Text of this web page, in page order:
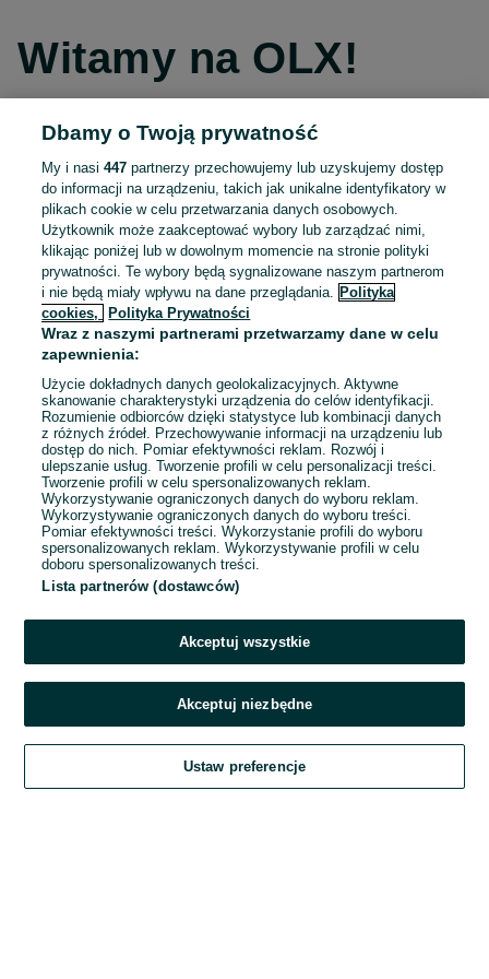
Witamy na OLX!
Kontynuuj przez Facebooka
Kontynuuj przez konto Apple
Kontynuuj przez konto Google
LUB
E-mail
Hasło
Zaloguj się
Kontynuując za pośrednictwem jednego z dostawców wskazanych powyżej,
OLX.pl w jego aktualnym brzmieniu.
Dbamy o Twoją prywatność
My i nasi447 partnerzy przechowujemy lub uzyskujemy dostęp
do informacji na urządzeniu, takich jak unikalne identyfikatory w
plikach cookie w celu przetwarzania danych osobowych.
Użytkownik może zaakceptować wybory lub zarządzać nimi,
klikając poniżej lub w dowolnym momencie na stronie polityki
prywatności. Te wybory będą sygnalizowane naszym partnerom
i nie będą miały wpływu na dane przeglądania.
Polityka
cookies,
Polityka Prywatności
Wraz z naszymi partnerami przetwarzamy dane w celu
zapewnienia:
Użycie dokładnych danych geolokalizacyjnych. Aktywne
skanowanie charakterystyki urządzenia do celów identyfikacji.
Rozumienie odbiorców dzięki statystyce lub kombinacji danych
z różnych źródeł. Przechowywanie informacji na urządzeniu lub
dostęp do nich. Pomiar efektywności reklam. Rozwój i
ulepszanie usług. Tworzenie profili w celu personalizacji treści.
Tworzenie profili w celu spersonalizowanych reklam.
Wykorzystywanie ograniczonych danych do wyboru reklam.
Wykorzystywanie ograniczonych danych do wyboru treści.
Pomiar efektywności treści. Wykorzystanie profili do wyboru
spersonalizowanych reklam. Wykorzystywanie profili w celu
doboru spersonalizowanych treści.
Lista partnerów (dostawców)
Akceptuj wszystkie
Akceptuj niezbędne
Ustaw preferencje